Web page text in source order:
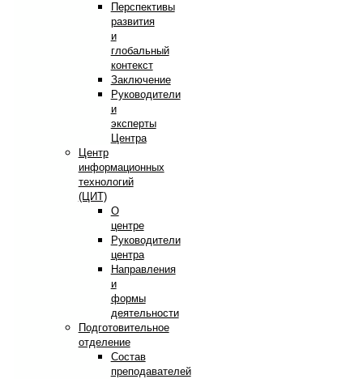
Перспективы
развития
и
глобальный
контекст
Заключение
Руководители
и
эксперты
Центра
Центр
информационных
технологий
(ЦИТ)
О
центре
Руководители
центра
Направления
и
формы
деятельности
Подготовительное
отделение
Состав
преподавателей